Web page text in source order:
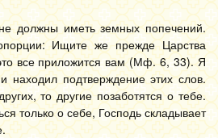
должны иметь земных попечений.
Ищите же прежде Царства
все приложится вам (Мф. 6, 33). Я
находил подтверждение этих слов.
то другие позаботятся о тебе.
только о себе, Господь складывает